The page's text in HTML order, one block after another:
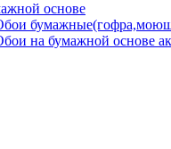
основе
на бумажной основе